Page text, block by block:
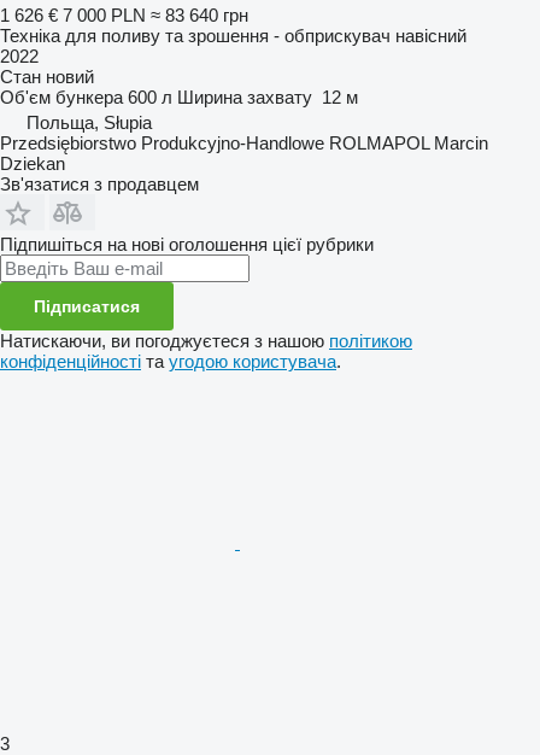
1 626 € 7 000 PLN ≈ 83 640 грн
Техніка для поливу та зрошення - обприскувач навісний
2022
Стан новий
Об'єм бункера 600 л Ширина захвату 12 м
Польща, Słupia
Przedsiębiorstwo Produkcyjno-Handlowe ROLMAPOL Marcin
Dziekan
Зв'язатися з продавцем
Підпишіться на нові оголошення цієї рубрики
Підписатися
Натискаючи, ви погоджуєтеся з нашою політикою
конфіденційності та угодою користувача.
3